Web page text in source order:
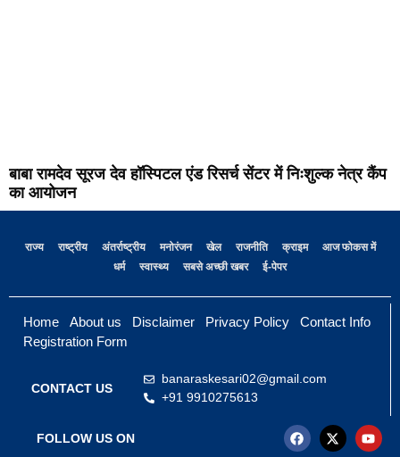
बाबा रामदेव सूरज देव हॉस्पिटल एंड रिसर्च सेंटर में निःशुल्क नेत्र कैंप
का आयोजन
राज्य राष्ट्रीय अंतर्राष्ट्रीय मनोरंजन खेल राजनीति क्राइम
आज फोकस में
धर्म
स्वास्थ्य सबसे अच्छी खबर ई-पेपर
Home About us Disclaimer Privacy Policy
Contact Info
Registration Form
CONTACT US
banaraskesari02@gmail.com
+91 9910275613
FOLLOW US ON